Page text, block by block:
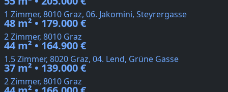
1 Zimmer, 8010 Graz, 06. Jakomini, Steyrergasse
48 m² • 179.000 €
2 Zimmer, 8010 Graz
44 m² • 164.900 €
1.5 Zimmer, 8020 Graz, 04. Lend, Grüne Gasse
37 m² • 139.000 €
2 Zimmer, 8010 Graz